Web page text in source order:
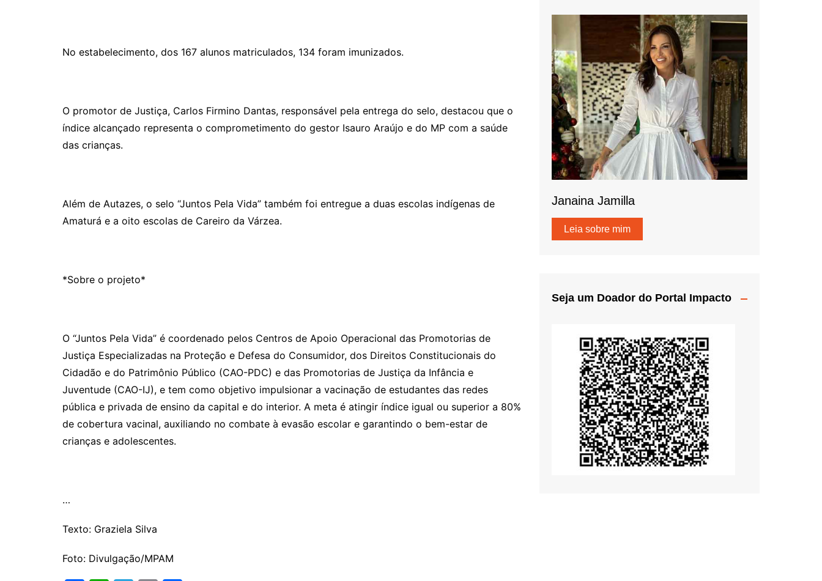
No estabelecimento, dos 167 alunos matriculados, 134 foram imunizados.
O promotor de Justiça, Carlos Firmino Dantas, responsável pela entrega do selo, destacou que o
índice alcançado representa o comprometimento do gestor Isauro Araújo e do MP com a saúde
das crianças.
Além de Autazes, o selo “Juntos Pela Vida” também foi entregue a duas escolas indígenas de
Amaturá e a oito escolas de Careiro da Várzea.
*Sobre o projeto*
O “Juntos Pela Vida” é coordenado pelos Centros de Apoio Operacional das Promotorias de
Justiça Especializadas na Proteção e Defesa do Consumidor, dos Direitos Constitucionais do
Cidadão e do Patrimônio Público (CAO-PDC) e das Promotorias de Justiça da Infância e
Juventude (CAO-IJ), e tem como objetivo impulsionar a vacinação de estudantes das redes
pública e privada de ensino da capital e do interior. A meta é atingir índice igual ou superior a 80%
de cobertura vacinal, auxiliando no combate à evasão escolar e garantindo o bem-estar de
crianças e adolescentes.
…
Texto: Graziela Silva
Foto: Divulgação/MPAM
Janaina Jamilla
Leia sobre mim
Seja um Doador do Portal Impacto